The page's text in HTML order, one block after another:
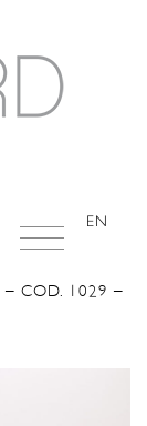
EN
– COD. 1029 –